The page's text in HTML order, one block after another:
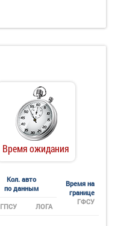
Время ожидания
Кол. авто
по данным
Время на
границе
ГФСУ
ГПСУ ЛОГА